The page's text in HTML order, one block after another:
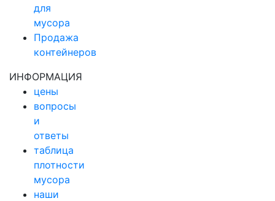
для
мусора
Продажа
контейнеров
ИНФОРМАЦИЯ
цены
вопросы
и
ответы
таблица
плотности
мусора
наши